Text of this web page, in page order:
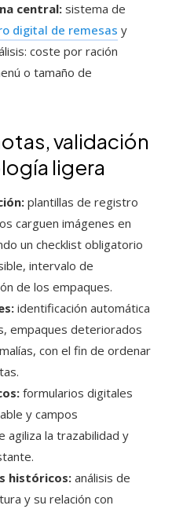
central:sistema de
digital de remesas y
coste por ración
o tamaño de
validación
ligera
plantillas de registro
carguen imágenes en
un checklist obligatorio
intervalo de
de los empaques.
identificación automática
empaques deteriorados
con el fin de ordenar
formularios digitales
y campos
agiliza la trazabilidad y
históricos: análisis de
y su relación con